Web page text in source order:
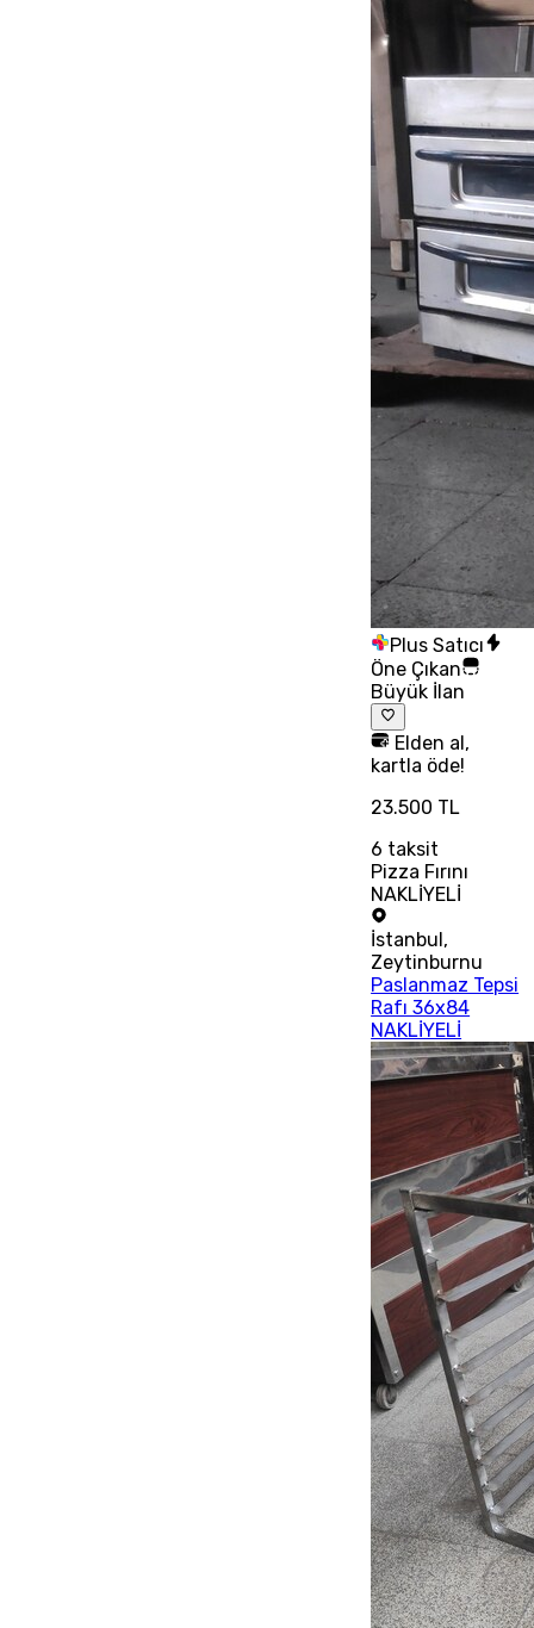
Plus Satıcı
Öne Çıkan
Büyük İlan
Elden al,
kartla öde!
23.500 TL
6 taksit
Pizza Fırını
NAKLİYELİ
İstanbul,
Zeytinburnu
Paslanmaz Tepsi
Rafı 36x84
NAKLİYELİ